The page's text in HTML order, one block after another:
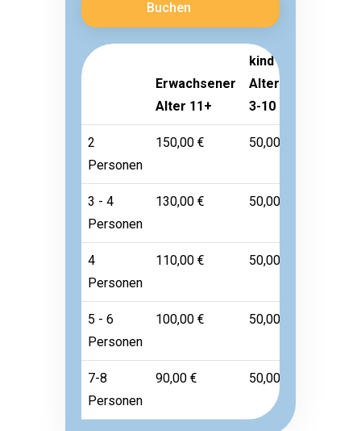
Buchen
Erwachsener
Alter 11+
kind
Alter
3-10
2
Personen
150,00 € 50,00 €
3 - 4
Personen
130,00 € 50,00 €
4
Personen
110,00 € 50,00 €
5 - 6
Personen
100,00 € 50,00 €
7-8
Personen
90,00 € 50,00 €